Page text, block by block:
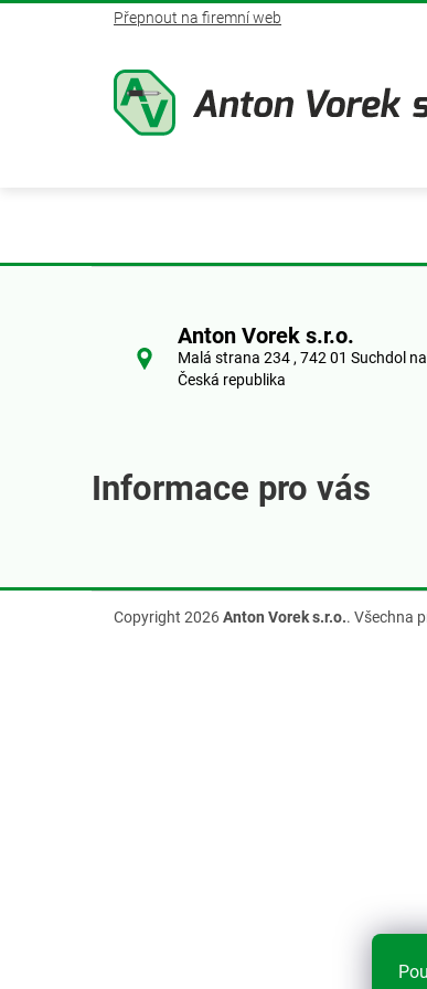
Přejít
Přepnout na firemní web
Anton Vorek s.r.o.
Malá strana 234 , 742 01 Suchdol
Česká republika
Informace pro vás
Copyright 2026Anton Vorek s.r.o.. Všechna